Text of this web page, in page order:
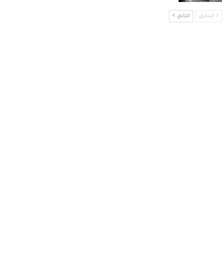
السابق التالي